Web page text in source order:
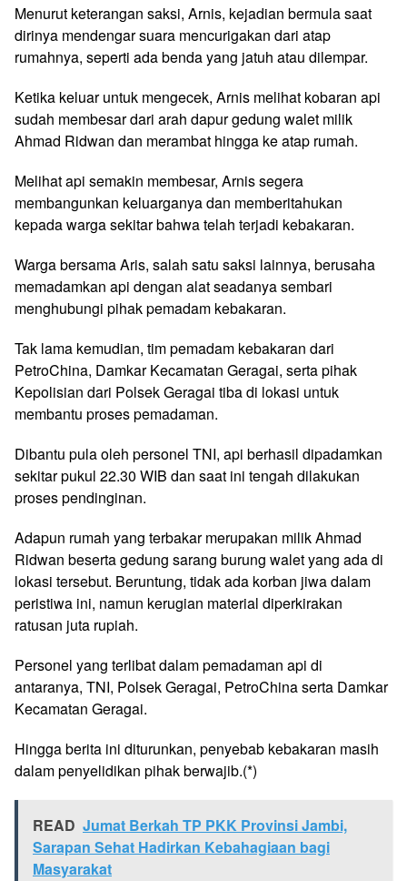
Menurut keterangan saksi, Arnis, kejadian bermula saat
dirinya mendengar suara mencurigakan dari atap
rumahnya, seperti ada benda yang jatuh atau dilempar.
Ketika keluar untuk mengecek, Arnis melihat kobaran api
sudah membesar dari arah dapur gedung walet milik
Ahmad Ridwan dan merambat hingga ke atap rumah.
Melihat api semakin membesar, Arnis segera
membangunkan keluarganya dan memberitahukan
kepada warga sekitar bahwa telah terjadi kebakaran.
Warga bersama Aris, salah satu saksi lainnya, berusaha
memadamkan api dengan alat seadanya sembari
menghubungi pihak pemadam kebakaran.
Tak lama kemudian, tim pemadam kebakaran dari
PetroChina, Damkar Kecamatan Geragai, serta pihak
Kepolisian dari Polsek Geragai tiba di lokasi untuk
membantu proses pemadaman.
Dibantu pula oleh personel TNI, api berhasil dipadamkan
sekitar pukul 22.30 WIB dan saat ini tengah dilakukan
proses pendinginan.
Adapun rumah yang terbakar merupakan milik Ahmad
Ridwan beserta gedung sarang burung walet yang ada di
lokasi tersebut. Beruntung, tidak ada korban jiwa dalam
peristiwa ini, namun kerugian material diperkirakan
ratusan juta rupiah.
Personel yang terlibat dalam pemadaman api di
antaranya, TNI, Polsek Geragai, PetroChina serta Damkar
Kecamatan Geragai.
Hingga berita ini diturunkan, penyebab kebakaran masih
dalam penyelidikan pihak berwajib.(*)
READ Jumat Berkah TP PKK Provinsi Jambi,
Sarapan Sehat Hadirkan Kebahagiaan bagi
Masyarakat